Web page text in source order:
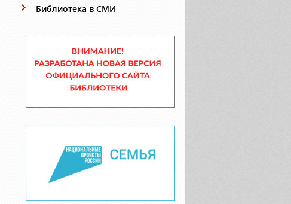
Библиотека в СМИ